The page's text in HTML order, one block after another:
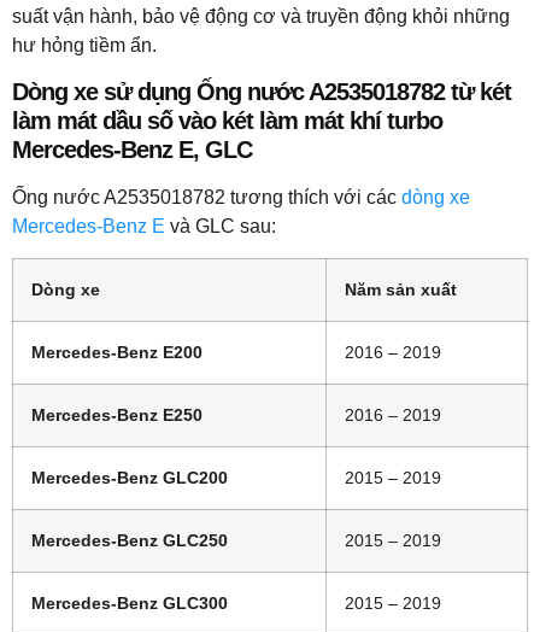
suất vận hành, bảo vệ động cơ và truyền động khỏi những
hư hỏng tiềm ẩn.
Dòng xe sử dụng Ống nước A2535018782 từ két
làm mát dầu số vào két làm mát khí turbo
Mercedes-Benz E, GLC
Ống nước A2535018782 tương thích với các dòng xe
Mercedes-Benz E và GLC sau:
Dòng xe Năm sản xuất
Mercedes-Benz E200 2016 – 2019
Mercedes-Benz E250 2016 – 2019
Mercedes-Benz GLC200 2015 – 2019
Mercedes-Benz GLC250 2015 – 2019
Mercedes-Benz GLC300 2015 – 2019